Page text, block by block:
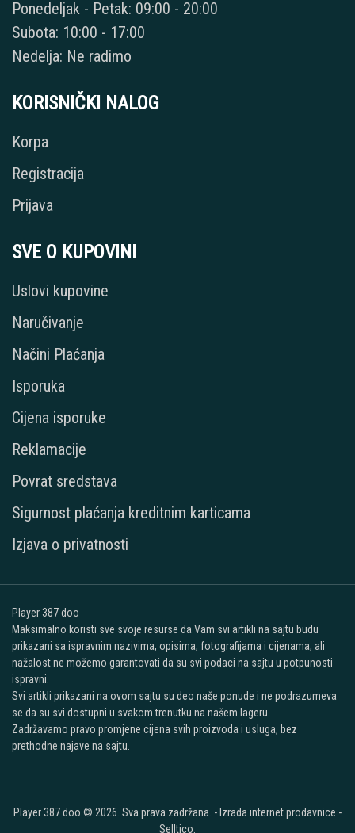
Ponedeljak - Petak: 09:00 - 20:00
Subota: 10:00 - 17:00
Nedelja: Ne radimo
KORISNIČKI NALOG
Korpa
Registracija
Prijava
SVE O KUPOVINI
Uslovi kupovine
Naručivanje
Načini Plaćanja
Isporuka
Cijena isporuke
Reklamacije
Povrat sredstava
Sigurnost plaćanja kreditnim karticama
Izjava o privatnosti
Player 387 doo
Maksimalno koristi sve svoje resurse da Vam svi artikli na sajtu budu
prikazani sa ispravnim nazivima, opisima, fotografijama i cijenama, ali
nažalost ne možemo garantovati da su svi podaci na sajtu u potpunosti
ispravni.
Svi artikli prikazani na ovom sajtu su deo naše ponude i ne podrazumeva
se da su svi dostupni u svakom trenutku na našem lageru.
Zadržavamo pravo promjene cijena svih proizvoda i usluga, bez
prethodne najave na sajtu.
Player 387 doo © 2026. Sva prava zadržana. - Izrada internet prodavnice -
Selltico.